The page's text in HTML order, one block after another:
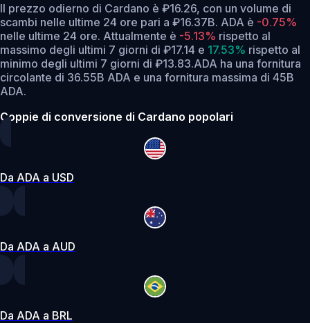
Il prezzo odierno di Cardano è ₽16.26, con un volume di
scambi nelle ultime 24 ore pari a ₽16.37B. ADA è -0.75%
nelle ultime 24 ore. Attualmente è -5.13% rispetto al
massimo degli ultimi 7 giorni di ₽17.14 e 17.53% rispetto al
minimo degli ultimi 7 giorni di ₽13.83.ADA ha una fornitura
circolante di 36.55B ADA e una fornitura massima di 45B
ADA.
Coppie di conversione di Cardano popolari
Da ADA a USD
Da ADA a AUD
Da ADA a BRL